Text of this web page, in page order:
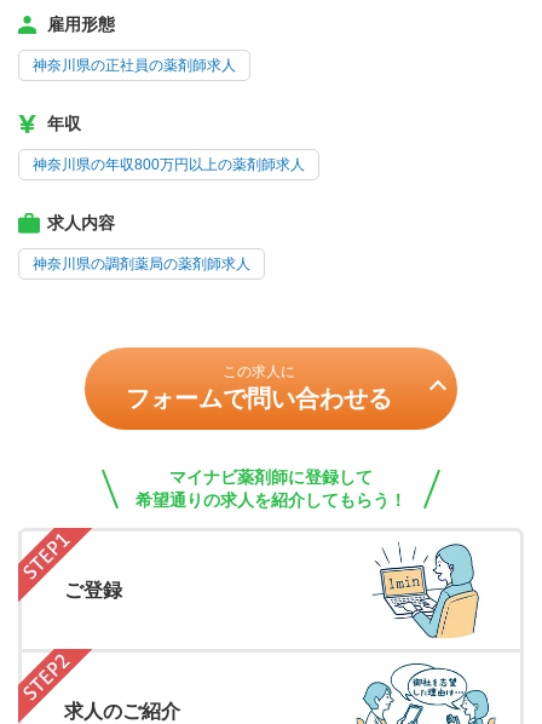
雇用形態
神奈川県の正社員の薬剤師求人
年収
神奈川県の年収800万円以上の薬剤師求人
求人内容
神奈川県の調剤薬局の薬剤師求人
この求人に
フォームで問い合わせる
マイナビ薬剤師に登録して
希望通りの求人を紹介してもらう！
ご登録
求人のご紹介